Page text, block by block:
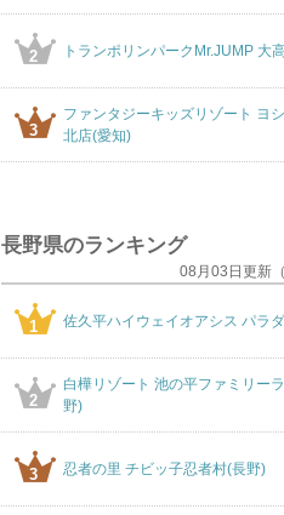
2 トランポリンパークMr.JUMP 大
3
ファンタジーキッズリゾート ヨ
北店(愛知)
長野県のランキング
08月03日更新
1 佐久平ハイウェイオアシス パラ
2
白樺リゾート 池の平ファミリー
野)
3 忍者の里 チビッ子忍者村(長野)